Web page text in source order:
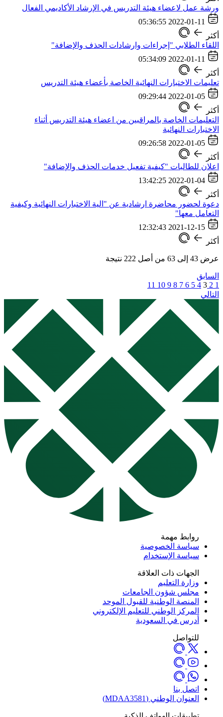
ورشة عمل لاعضاء هيئة التدريس في الإرشاد الأكاديمي الفعال
2022-01-11 05:36:55
أكثر
اللقاء الطلابي "إجراءات وارشادات الحذف والإضافة"
2022-01-11 05:34:09
أكثر
تعليمات الاختبارات النهائية الخاصة بأعضاء هيئة التدريس
2022-01-05 09:29:44
أكثر
التعليمات الخاصة بالمراقبين من اعضاء هيئة التدريس أثناء
الاختبارات النهائية
2022-01-05 09:26:58
أكثر
اعلان للطالبات "كيفية تفعيل خدمات الحذف والإضافة"
2022-01-04 13:42:25
أكثر
دعوة لحضور محاضرة ارشادية عن "الية الاختبارات النهائية وكيفية
التعامل معها"
2021-12-15 12:32:43
أكثر
عرض 43 إلى 63 من أصل 222 نتيجة
السابق
1
2
3
4
5
6
7
8
9
10
11
التالي
روابط مهمة
سياسة الخصوصية
سياسة الإستخدام
الجهات ذات العلاقة
وزارة التعليم
مجلس شؤون الجامعات
المنصة الوطنية للقبول الموحد
المركز الوطني للتعليم الإلكتروني
أدرس في السعودية
للتواصل
اتصل بنا
العنوان الوطني (MDAA3581)